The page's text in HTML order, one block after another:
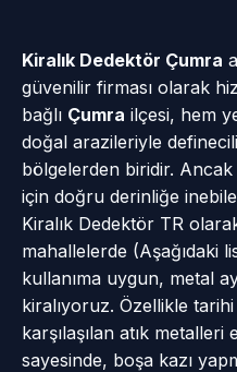
Kiralık Dedektör Çumra
güvenilir firması olarak
bağlı Çumra ilçesi, hem
doğal arazileriyle
bölgelerden biridir. Ancak
için doğru derinliğe
Kiralık Dedektör TR
mahallelerde (Aşağıdaki
kullanıma uygun, metal
kiralıyoruz. Özellikle
karşılaşılan atık
sayesinde, boşa kazı